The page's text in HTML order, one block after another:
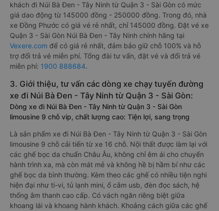
khách đi Núi Bà Đen - Tây Ninh từ Quận 3 - Sài Gòn có mức
giá dao động từ 145000 đồng - 250000 đồng. Trong đó, nhà
xe Đồng Phước có giá vé rẻ nhất, chỉ 145000 đồng. Đặt vé xe
Quận 3 - Sài Gòn Núi Bà Đen - Tây Ninh chính hãng tại
Vexere.com để có giá rẻ nhất, đảm bảo giữ chỗ 100% và hỗ
trợ đổi trả vé miễn phí. Tổng đài tư vấn, đặt vé và đổi trả vé
miễn phí: 1900 888684.
3. Giới thiệu, tư vấn các dòng xe chạy tuyến đường
xe đi Núi Bà Đen - Tây Ninh từ Quận 3 - Sài Gòn:
Dòng xe đi Núi Bà Đen - Tây Ninh từ Quận 3 - Sài Gòn
limousine 9 chỗ vip, chất lượng cao: Tiện lợi, sang trọng
Là sản phẩm xe đi Núi Bà Đen - Tây Ninh từ Quận 3 - Sài Gòn
limousine 9 chỗ cải tiến từ xe 16 chỗ. Nội thất được làm lại với
các ghế bọc da chuẩn Châu Âu, không chỉ êm ái cho chuyến
hành trình xa, mà còn mát mẻ và không hề bị hầm bí như các
ghế bọc da bình thường. Kèm theo các ghế có nhiều tiện nghi
hiện đại như ti-vi, tủ lạnh mini, ổ cắm usb, đèn đọc sách, hệ
thống âm thanh cao cấp. Có vách ngăn riêng biệt giữa
khoang lái và khoang hành khách. Khoảng cách giữa các ghế